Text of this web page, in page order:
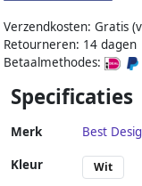
Verzendkosten: Gratis
Retourneren: 14 dagen
Betaalmethodes:
Specificaties
Merk Best
Kleur Wit